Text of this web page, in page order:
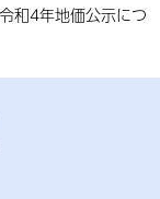
和4年地価公示につ